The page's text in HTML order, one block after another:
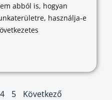
abból is, hogyan
használja-e
4 5 Következő